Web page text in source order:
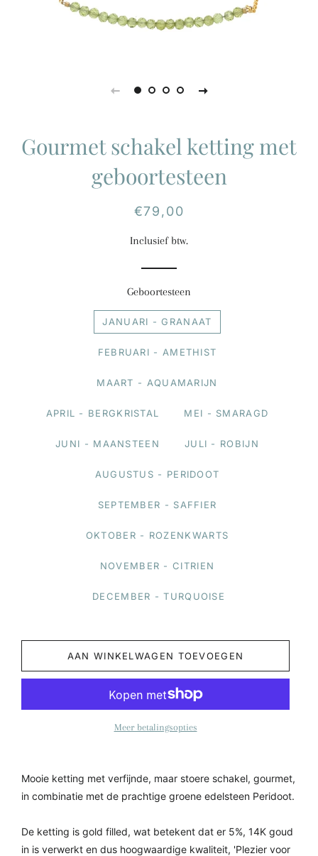
Gourmet schakel ketting met
geboortesteen
Normale
Aanbiedingsprijs
€79,00
Inclusief btw.
Geboortesteen
JANUARI - GRANAAT
FEBRUARI - AMETHIST
MAART - AQUAMARIJN
APRIL - BERGKRISTAL MEI - SMARAGD
JUNI - MAANSTEEN JULI - ROBIJN
AUGUSTUS - PERIDOOT
SEPTEMBER - SAFFIER
OKTOBER - ROZENKWARTS
NOVEMBER - CITRIEN
DECEMBER - TURQUOISE
AAN WINKELWAGEN TOEVOEGEN
Meer betalingsopties
Mooie ketting met verfijnde, maar stoere schakel, gourmet,
in combinatie met de prachtige groene edelsteen Peridoot.
De ketting is gold filled, wat betekent dat er 5%, 14K goud
in is verwerkt en dus hoogwaardige kwaliteit, 'Plezier voor